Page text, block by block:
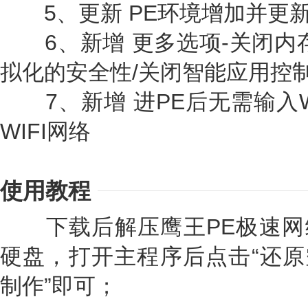
5、更新 PE环境增加并更
6、新增 更多选项-关闭内
拟化的安全性/关闭智能应用控
7、新增 进PE后无需输入
WIFI网络
使用教程
下载后解压鹰王PE极速网
硬盘，打开主程序后点击“还
制作”即可；